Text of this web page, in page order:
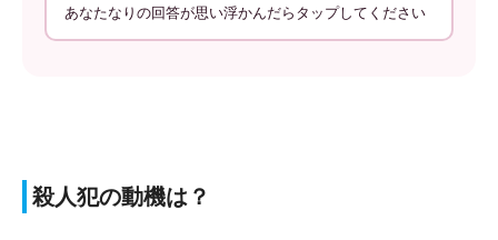
あなたなりの回答が思い浮かんだらタップしてください
殺人犯の動機は？